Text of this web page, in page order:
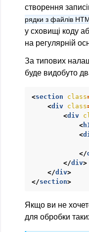
створення
рядки з файлів
у сховищі коду
на регулярній
За типових
буде видобуто
<section class
<div class
<div
<
<
</
</div>
</div>
</section>
Якщо ви не
для обробки